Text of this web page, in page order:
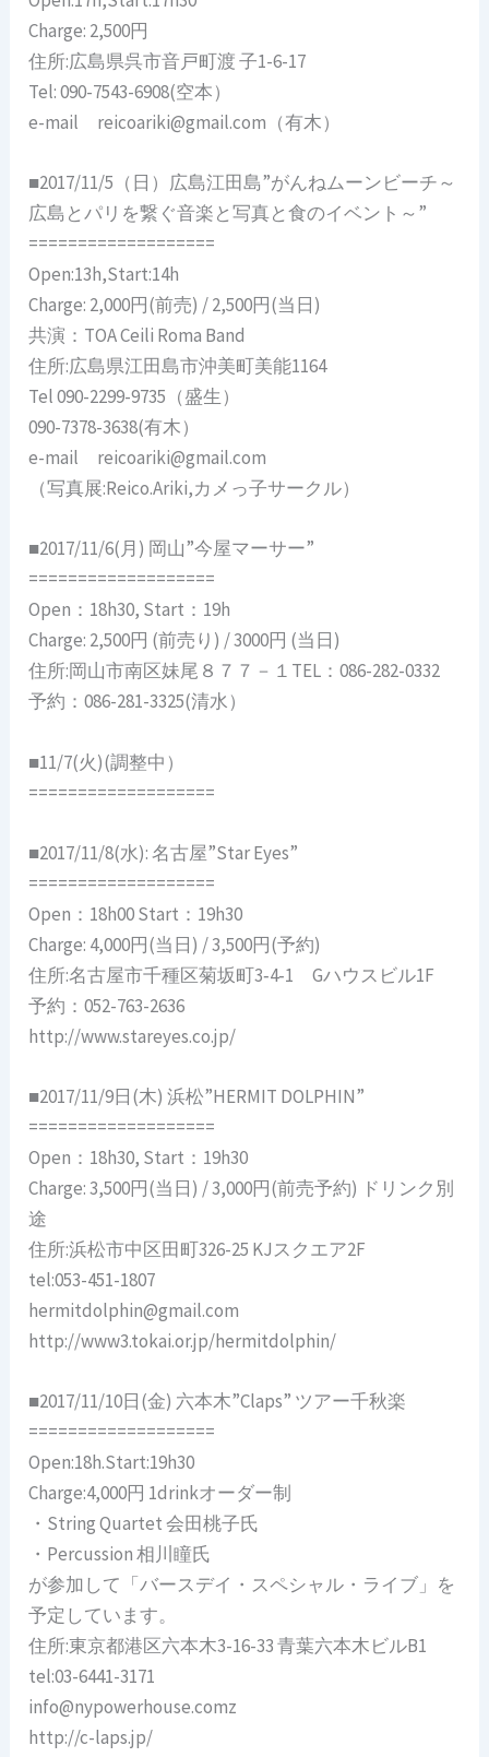
Charge: 2,500円
住所:広島県呉市音戸町渡 子1-6-17
Tel: 090-7543-6908(空本）
e-mail reicoariki@gmail.com（有木）
■2017/11/5（日）広島江田島”がんねムーンビーチ～
広島とパリを繋ぐ音楽と写真と食のイベント～”
===================
Open:13h,Start:14h
Charge: 2,000円(前売) / 2,500円(当日)
共演：TOA Ceili Roma Band
住所:広島県江田島市沖美町美能1164
Tel 090-2299-9735（盛生）
090-7378-3638(有木）
e-mail reicoariki@gmail.com
（写真展:Reico.Ariki,カメっ子サークル）
■2017/11/6(月) 岡山”今屋マーサー”
===================
Open：18h30, Start：19h
Charge: 2,500円 (前売り) / 3000円 (当日)
住所:岡山市南区妹尾８７７－１TEL：086-282-0332
予約：086-281-3325(清水）
■11/7(火)(調整中）
===================
■2017/11/8(水): 名古屋”Star Eyes”
===================
Open：18h00 Start：19h30
Charge: 4,000円(当日) / 3,500円(予約)
住所:名古屋市千種区菊坂町3‐4‐1 Gハウスビル1F
予約：052-763-2636
http://www.stareyes.co.jp/
■2017/11/9日(木) 浜松”HERMIT DOLPHIN”
===================
Open：18h30, Start：19h30
Charge: 3,500円(当日) / 3,000円(前売予約) ドリンク別
途
住所:浜松市中区田町326-25 KJスクエア2F
tel:053-451-1807
hermitdolphin@gmail.com
http://www3.tokai.or.jp/hermitdolphin/
■2017/11/10日(金) 六本木”Claps” ツアー千秋楽
===================
Open:18h.Start:19h30
Charge:4,000円 1drinkオーダー制
・String Quartet 会田桃子氏
・Percussion 相川瞳氏
が参加して「バースデイ・スペシャル・ライブ」を
予定しています。
住所:東京都港区六本木3-16-33 青葉六本木ビルB1
tel:03-6441-3171
info@nypowerhouse.comz
http://c-laps.jp/